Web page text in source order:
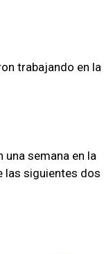
trabajando en la
semana en la
las siguientes dos